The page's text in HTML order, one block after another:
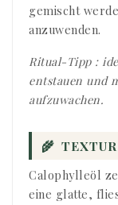
gemischt
anzuwenden.
Ritual-Tipp :
entstauen und
aufzuwachen.
🌾
Calophylleöl
eine glatte,